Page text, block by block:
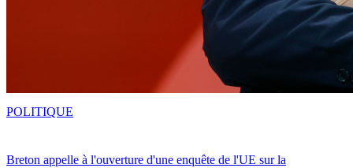
Breton appelle à l'ouverture d'une enquête de l'UE sur la
POLITIQUE